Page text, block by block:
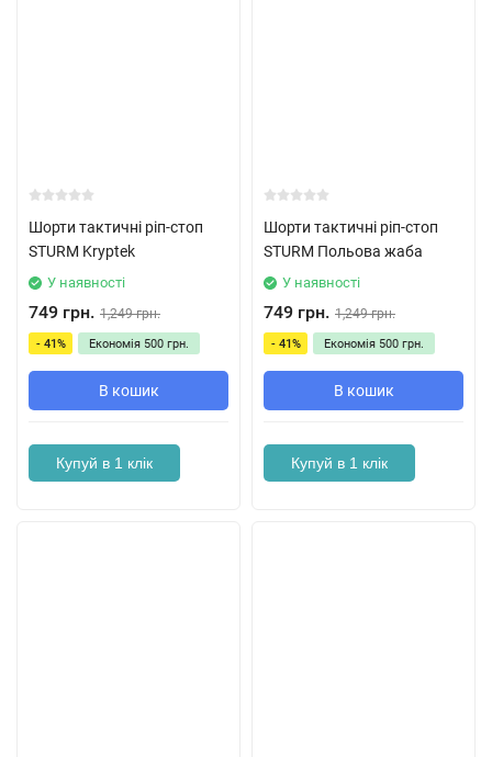
Шорти тактичні ріп-стоп
STURM Kryptek
У наявності
749 грн. 1,249 грн.
- 41% Економія 500 грн.
В кошик
Купуй в 1 клік
Шорти тактичні ріп-стоп
STURM Польова жаба
У наявності
749 грн. 1,249 грн.
- 41% Економія 500 грн.
В кошик
Купуй в 1 клік